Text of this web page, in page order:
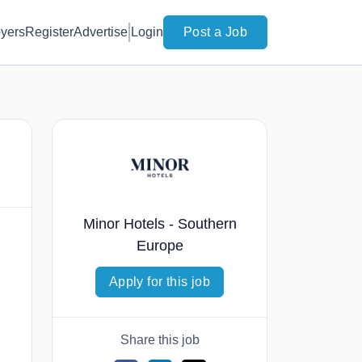
RegisterAdvertise Login Post a Job
Minor Hotels - Southern
Europe
Apply for this job
Share this job